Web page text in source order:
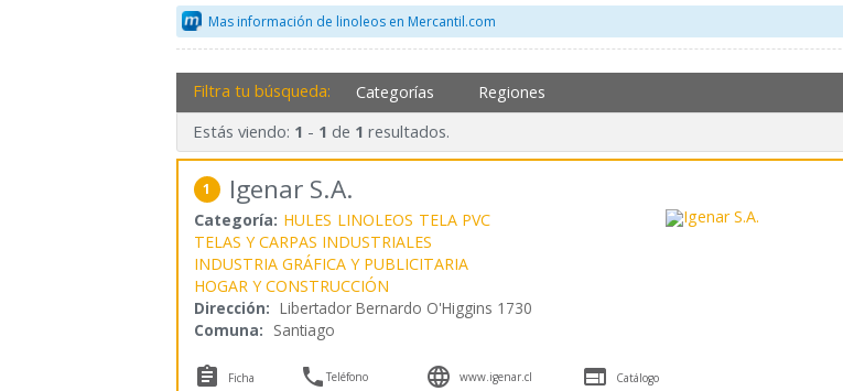
Mas información de linoleos en Mercantil.com
Filtra tu búsqueda: Categorías Regiones
Estás viendo: 1 - 1 de 1 resultados.
1 Igenar S.A.
Categoría: HULES LINOLEOS TELA PVC
TELAS Y CARPAS INDUSTRIALES
INDUSTRIA GRÁFICA Y PUBLICITARIA
HOGAR Y CONSTRUCCIÓN
Dirección: Libertador Bernardo O'Higgins 1730
Comuna: Santiago
 Ficha Teléfono  www.igenar.cl  Catálogo